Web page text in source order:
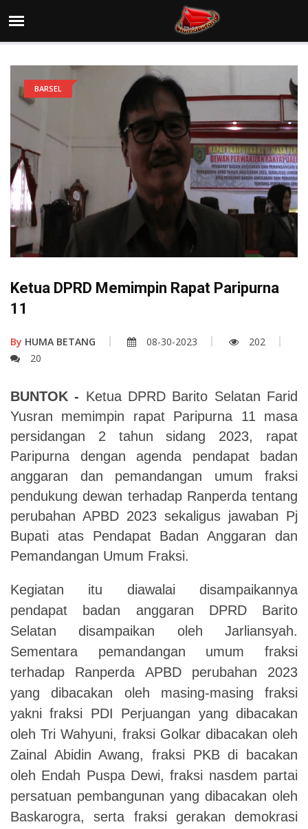
BARSEL
Ketua DPRD Memimpin Rapat Paripurna
11
By HUMA BETANG 08-30-2023
202
20
BUNTOK - Ketua DPRD Barito Selatan Farid
Yusran memimpin rapat Paripurna 11 masa
persidangan 2 tahun sidang 2023, rapat
Paripurna dengan agenda pendapat badan
anggaran dan pemandangan umum fraksi
pendukung dewan terhadap Ranperda tentang
perubahan APBD 2023 sekaligus jawaban Pj
Bupati atas Pendapat Badan Anggaran dan
Pemandangan Umum Fraksi.
Kegiatan itu diawalai disampaikannya
pendapat badan anggaran DPRD Barito
Selatan disampaikan oleh Jarliansyah.
Sementara pemandangan umum fraksi
terhadap Ranperda APBD perubahan 2023
yang dibacakan oleh masing-masing fraksi
yakni fraksi PDI Perjuangan yang dibacakan
oleh Tri Wahyuni, fraksi Golkar dibacakan oleh
Zainal Abidin Awang, fraksi PKB di bacakan
oleh Endah Puspa Dewi, fraksi nasdem partai
persatuan pembangunan yang dibacakan oleh
Baskarogra, serta fraksi gerakan demokrasi